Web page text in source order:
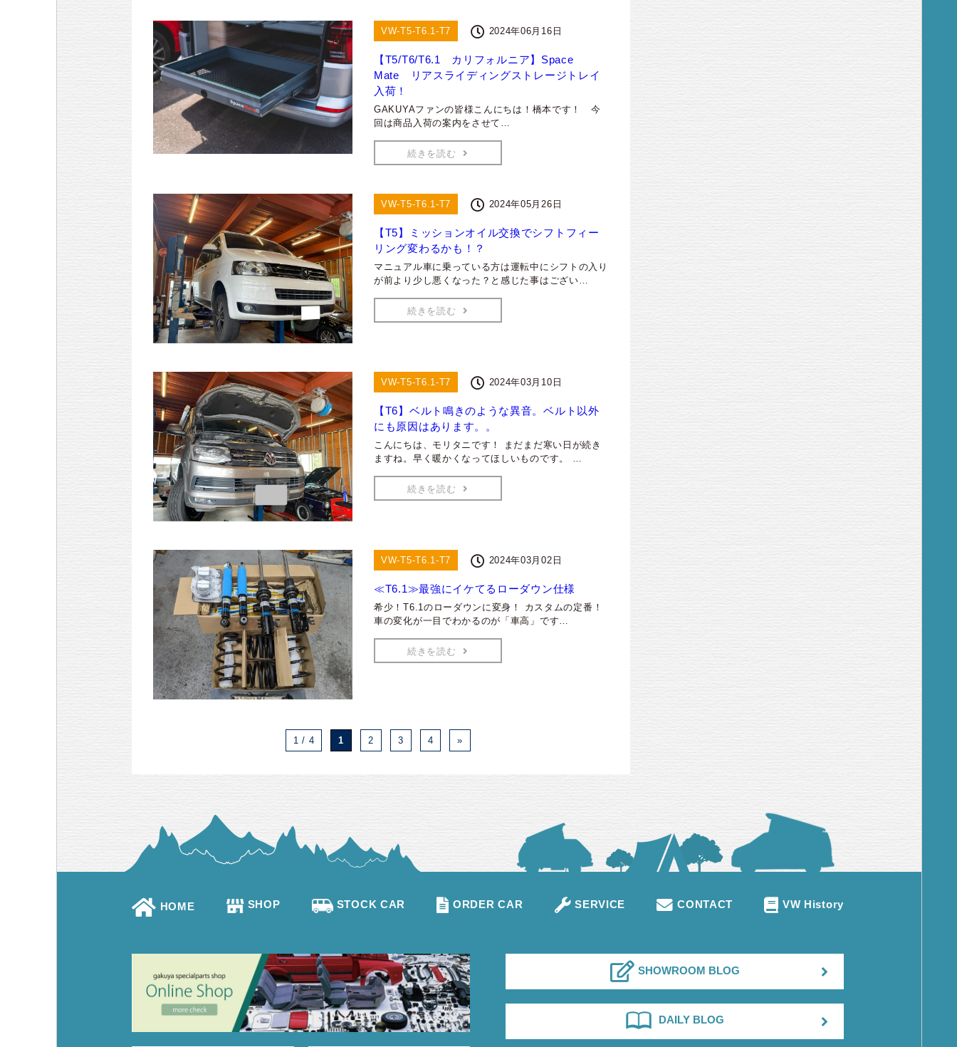
VW-T5-T6.1-T7 2024年06月16日
【T5/T6/T6.1 カリフォルニア】Space
Mate リアスライディングストレージトレイ
入荷！
GAKUYAファンの皆様こんにちは！橋本です！ 今
回は商品入荷の案内をさせて…
続きを読む
VW-T5-T6.1-T7 2024年05月26日
【T5】ミッションオイル交換でシフトフィー
リング変わるかも！？
マニュアル車に乗っている方は運転中にシフトの入り
が前より少し悪くなった？と感じた事はござい…
続きを読む
VW-T5-T6.1-T7 2024年03月10日
【T6】ベルト鳴きのような異音。ベルト以外
にも原因はあります。。
こんにちは、モリタニです！ まだまだ寒い日が続き
ますね。早く暖かくなってほしいものです。 …
続きを読む
VW-T5-T6.1-T7 2024年03月02日
≪T6.1≫最強にイケてるローダウン仕様
希少！T6.1のローダウンに変身！ カスタムの定番！
車の変化が一目でわかるのが「車高」です…
続きを読む
1 / 4 1 2 3 4 »
HOME SHOP STOCK CAR ORDER CAR SERVICE CONTACT VW History
SHOWROOM BLOG
DAILY BLOG